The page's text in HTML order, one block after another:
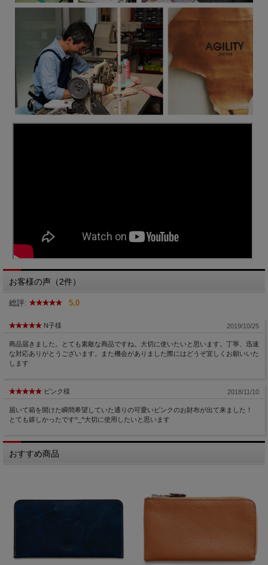
お客様の声（2件）
総評: 5.0
N子様 2019/10/25
商品届きました。とても素敵な商品ですね。大切に使いたいと思います。丁寧、迅速
な対応ありがとうございます。また機会がありました際にはどうぞ宜しくお願いいた
します
ピンク様 2018/11/10
届いて箱を開けた瞬間希望していた通りの可愛いピンクのお財布が出て来ました！
とても嬉しかったです^_^大切に使用したいと思います
おすすめ商品